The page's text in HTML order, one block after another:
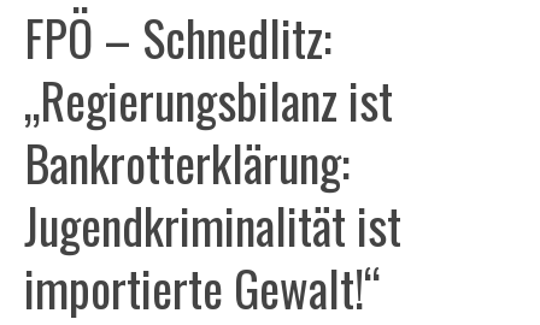
FPÖ – Schnedlitz:
„Regierungsbilanz ist
Bankrotterklärung:
Jugendkriminalität ist
importierte Gewalt!“